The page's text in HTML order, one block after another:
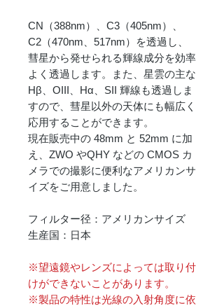
CN（388nm）、C3（405nm）、
C2（470nm、517nm）を透過し、
彗星から発せられる輝線成分を効率
よく透過します。また、星雲の主な
Hβ、OIII、Hα、SII 輝線も透過しま
すので、彗星以外の天体にも幅広く
応用することができます。
現在販売中の 48mm と 52mm に加
え、ZWO やQHY などの CMOS カ
メラでの撮影に便利なアメリカンサ
イズをご用意しました。
フィルター径：アメリカンサイズ
生産国：日本
※望遠鏡やレンズによっては取り付
けができないことがあります。
※製品の特性は光線の入射角度に依